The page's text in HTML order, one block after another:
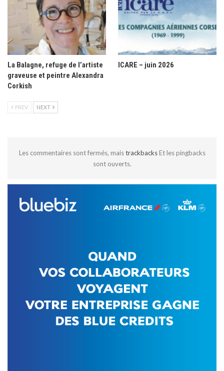
La Balagne, refuge de l’artiste
graveuse et peintre Alexandra
Corkish
ICARE – juin 2026
PREV NEXT
Les commentaires sont fermés, maistrackbacks Et les pingbacks
sont ouverts.